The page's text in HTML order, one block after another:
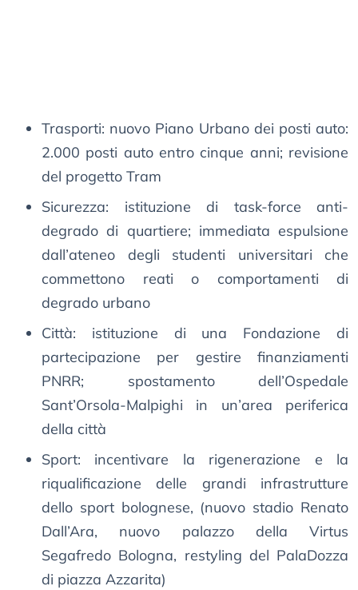
Trasporti: nuovo Piano Urbano dei posti auto:
2.000 posti auto entro cinque anni; revisione
del progetto Tram
Sicurezza: istituzione di task-force anti-
degrado di quartiere; immediata espulsione
dall’ateneo degli studenti universitari che
commettono reati o comportamenti di
degrado urbano
Città: istituzione di una Fondazione di
partecipazione per gestire finanziamenti
PNRR; spostamento dell’Ospedale
Sant’Orsola-Malpighi in un’area periferica
della città
Sport: incentivare la rigenerazione e la
riqualificazione delle grandi infrastrutture
dello sport bolognese, (nuovo stadio Renato
Dall’Ara, nuovo palazzo della Virtus
Segafredo Bologna, restyling del PalaDozza
di piazza Azzarita)